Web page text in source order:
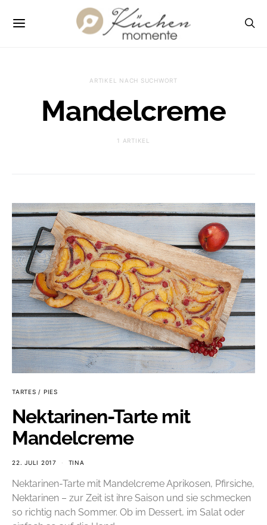
ARTIKEL NACH SUCHWORT
Mandelcreme
1 ARTIKEL
TARTES / PIES
Nektarinen-Tarte mit
Mandelcreme
22. JULI 2017 TINA
Nektarinen-Tarte mit Mandelcreme Aprikosen, Pfirsiche,
Nektarinen – zur Zeit ist ihre Saison und sie schmecken
so richtig nach Sommer. Ob im Dessert, im Salat oder